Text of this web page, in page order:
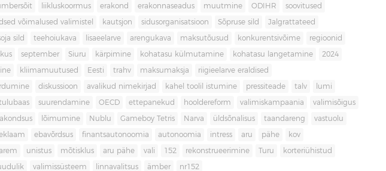
liikluskoormus erakond erakonnaseadus muutmine ODIHR soovitused
võimalused valimistel kautsjon sidusorganisatsioon Sõpruse sild Jalgrattateed
sild teehoiukava lisaeelarve arengukava maksutõusud konkurentsivõime regioonid
september Siuru kärpimine kohatasu külmutamine kohatasu langetamine 2024
kliimamuutused Eesti trahv maksumaksja riigieelarve eraldised
diskussioon avalikud nimekirjad kahel toolil istumine pressiteade talv lumi
suurendamine OECD ettepanekud hooldereform valimiskampaania valimisõigus
lõimumine Nublu Gameboy Tetris Narva üldsõnalisus taandareng vastuolu
ebavõrdsus finantsautonoomia autonoomia intress aru pähe kov
unistus mõtisklus aru pähe vali 152 rekonstrueerimine Turu korteriühistud
valimissüsteem linnavalitsus ämber nr152